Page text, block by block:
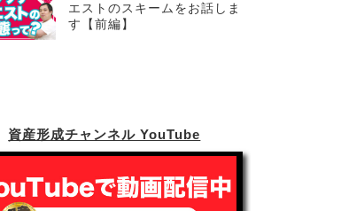
エストのスキームをお話しま
す【前編】
資産形成チャンネル YouTube